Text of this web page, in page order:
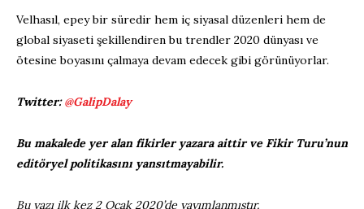
Velhasıl, epey bir süredir hem iç siyasal düzenleri hem de
global siyaseti şekillendiren bu trendler 2020 dünyası ve
ötesine boyasını çalmaya devam edecek gibi görünüyorlar.
Twitter:@GalipDalay
Bu makalede yer alan fikirler yazara aittir ve Fikir Turu’nun
editöryel politikasını yansıtmayabilir.
Bu yazı ilk kez 2 Ocak 2020’de yayımlanmıştır.